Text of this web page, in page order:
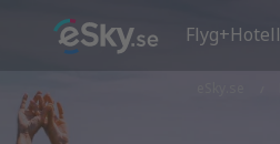
Flyg+Hotell